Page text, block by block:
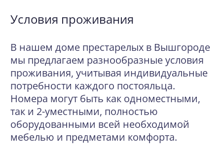
Условия проживания
В нашем доме престарелых в Вышгороде
мы предлагаем разнообразные условия
проживания, учитывая индивидуальные
потребности каждого постояльца.
Номера могут быть как одноместными,
так и 2-уместными, полностью
оборудованными всей необходимой
мебелью и предметами комфорта.